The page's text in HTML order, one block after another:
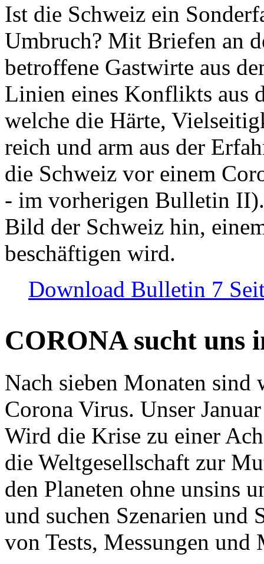
Ist die Schweiz ein
Umbruch? Mit Briefen an
betroffene Gastwirte aus
Linien eines Konflikts aus
welche die Härte,
reich und arm aus der
die Schweiz vor einem
- im vorherigen Bulletin
Bild der Schweiz hin,
beschäftigen wird.
Download Bulletin 7
CORONA sucht uns
Nach sieben Monaten
Corona Virus. Unser
Wird die Krise zu einer
die Weltgesellschaft zur
den Planeten ohne unsins
und suchen Szenarien und
von Tests, Messungen und